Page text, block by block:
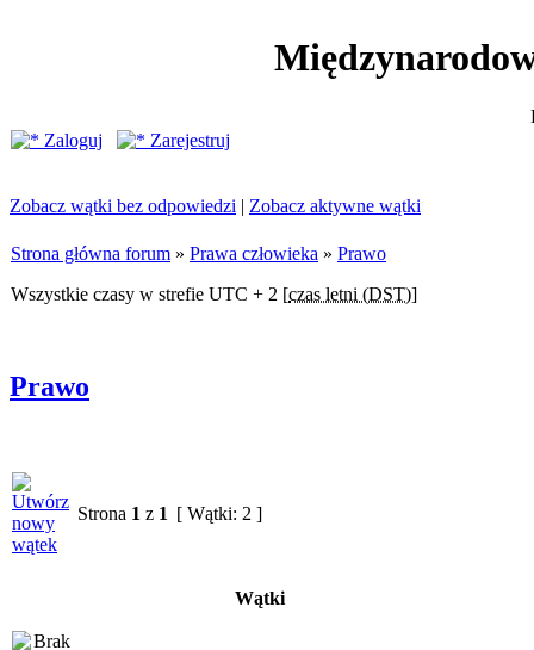
Zaloguj
Zarejestruj
Zobacz wątki bez odpowiedzi | Zobacz aktywne wątki
Strona główna forum » Prawa człowieka » Prawo
Wszystkie czasy w strefie UTC + 2 [czas letni (DST)]
Prawo
Strona 1 z 1 [ Wątki: 2 ]
Wątki